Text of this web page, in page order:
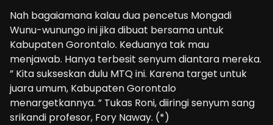
Nah bagaiamana kalau dua pencetus Mongadi
Wunu-wunungo ini jika dibuat bersama untuk
Kabupaten Gorontalo. Keduanya tak mau
menjawab. Hanya terbesit senyum diantara mereka.
” Kita sukseskan dulu MTQ ini. Karena target untuk
juara umum, Kabupaten Gorontalo
menargetkannya. ” Tukas Roni, diiringi senyum sang
srikandi profesor, Fory Naway. (*)